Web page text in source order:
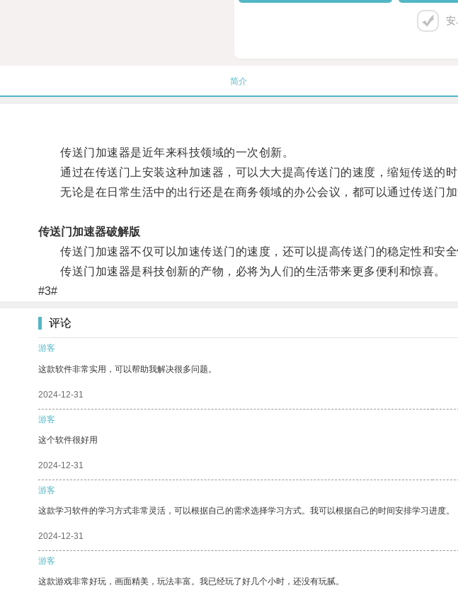
安
简介
传送门加速器是近年来科技领域的一次创新。
通过在传送门上安装这种加速器，可以大大提高传送门的速度，缩短传送的时
无论是在日常生活中的出行还是在商务领域的办公会议，都可以通过传送门加
传送门加速器破解版
传送门加速器不仅可以加速传送门的速度，还可以提高传送门的稳定性和安全
传送门加速器是科技创新的产物，必将为人们的生活带来更多便利和惊喜。
#3#
评论
游客
这款软件非常实用，可以帮助我解决很多问题。
2024-12-31
游客
这个软件很好用
2024-12-31
游客
这款学习软件的学习方式非常灵活，可以根据自己的需求选择学习方式。我可以根据自己的时间安排学习进度。
2024-12-31
游客
这款游戏非常好玩，画面精美，玩法丰富。我已经玩了好几个小时，还没有玩腻。